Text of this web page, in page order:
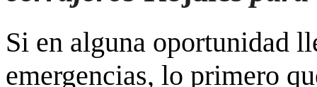
Si en alguna oportunidad
emergencias, lo primero